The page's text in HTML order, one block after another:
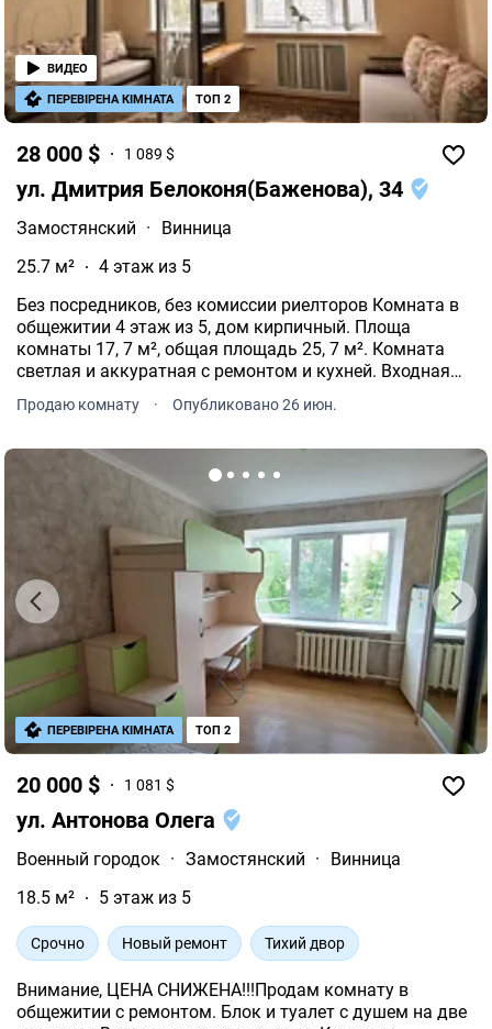
28 000 $ 1 089 $
ул. Дмитрия Белоконя(Баженова), 34
Замостянский ·
Винница
25.7 м²
4 этаж из 5
Без посредников, без комиссии риелторов Комната в
общежитии 4 этаж из 5, дом кирпичный. Площа
комнаты 17, 7 м², общая площадь 25, 7 м². Комната
светлая и аккуратная с ремонтом и кухней. Входная
дверь новая, заменена проводка, пластиковое окно. В
комнату проведена вода.
Продаю комнату · Опубликовано 26 июн.
ВИДЕО
ПЕРЕВІРЕНА КІМНАТА ТОП 2
20 000 $ 1 081 $
ул. Антонова Олега
Военный городок · Замостянский ·
Винница
18.5 м²
5 этаж из 5
Срочно Новый ремонт Тихий двор
Внимание, ЦЕНА СНИЖЕНА!!!Продам комнату в
общежитии с ремонтом. Блок и туалет с душем на две
ПЕРЕВІРЕНА КІМНАТА ТОП 2